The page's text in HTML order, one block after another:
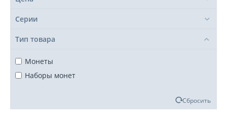
Серии
Тип товара
Монеты
Наборы монет
Сбросить